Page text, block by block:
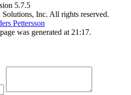
5.7.5
Inc. All rights reserved.
Pettersson
was generated at 21:17.